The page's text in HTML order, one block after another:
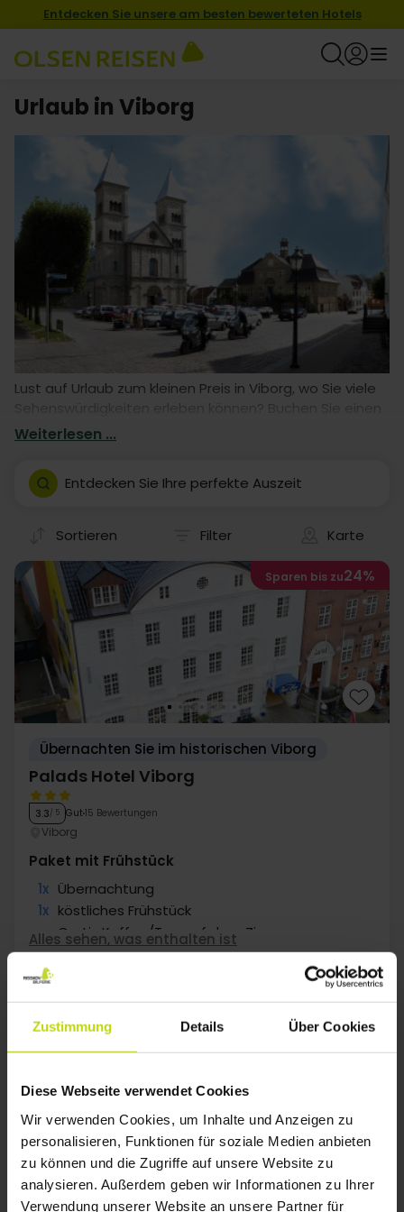
Zustimmung Details Über Cookies
Diese Webseite verwendet Cookies
Wir verwenden Cookies, um Inhalte und Anzeigen zu
personalisieren, Funktionen für soziale Medien anbieten
zu können und die Zugriffe auf unsere Website zu
analysieren. Außerdem geben wir Informationen zu Ihrer
Verwendung unserer Website an unsere Partner für
Entdecken Sie unsere am besten bewerteten Hotels
Urlaub in Viborg
Lust auf Urlaub zum kleinen Preis in Viborg, wo Sie viele
Sehenswürdigkeiten erleben können? Buchen Sie einen
Aufenthalt in einem von unseren vielen Hotels. Unsere
fantastische Auszeit in Viborg- mit eigener Anreise.
Weiterlesen ...
Entdecken Sie Ihre perfekte Auszeit
Sortieren Filter Karte
Sparen bis zu24%
Übernachten Sie im historischen Viborg
Palads Hotel Viborg
3.3/ 5 Gut 15 Bewertungen
Viborg
Paket mit Frühstück
1x Übernachtung
1x köstliches Frühstück
∞ Gratis Kaffee/Tee auf dem Zimmer
1x Fl. Wein bei Anreise pro Zimmer
∞
Alles sehen, was enthalten ist
Okt
Gesamt 130,- Gesamt 130,-
Dez
1
FAQ